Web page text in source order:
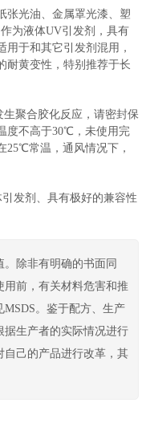
张光油、金属罩光漆、塑
为液体UV引发剂，具有
于和其它引发剂混用，
耐黄变性，特别推荐于长
聚合胶化反应，请密封保
度不高于30℃，未使用完
25℃常温，通风情况下，
发剂、具有极好的兼容性
除非有明确的书面同
前，有关材料危害和推
。鉴于配方、生产
据生产者的实际情况进行
自己的产品进行改革，其